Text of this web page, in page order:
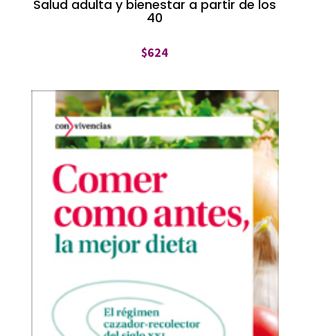
Salud adulta y bienestar a partir de los
40
$624